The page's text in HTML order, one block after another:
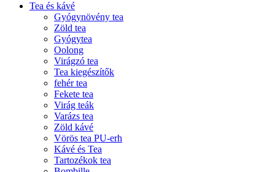
Tea és kávé
Gyógynövény tea
Zöld tea
Gyógytea
Oolong
Virágzó tea
Tea kiegészítők
fehér tea
Fekete tea
Virág teák
Varázs tea
Zöld kávé
Vörös tea PU-erh
Kávé és Tea
Tartozékok tea